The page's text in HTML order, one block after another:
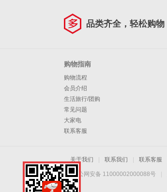
品类齐全，轻松购物
购物指南
购物流程
会员介绍
生活旅行/团购
常见问题
大家电
联系客服
关于我们 联系我们 联系客服
京公网安备 11000002000088号